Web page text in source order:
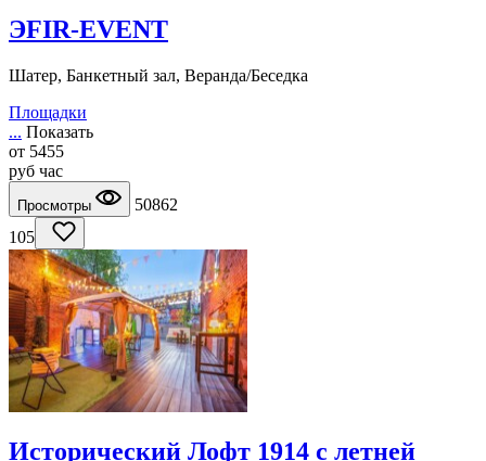
ЭFIR-EVENT
Шатер, Банкетный зал, Веранда/Беседка
Площадки
... Показать
от 5455
руб час
Просмотры
50862
105
Исторический Лофт 1914 с летней